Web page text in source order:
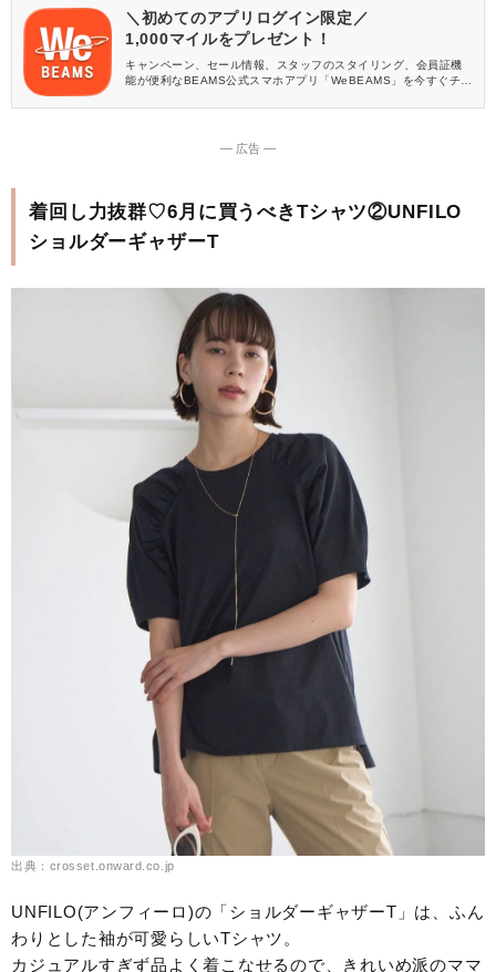
＼初めてのアプリログイン限定／
1,000マイルをプレゼント！
キャンペーン、セール情報、スタッフのスタイリング、会員証機
能が便利なBEAMS公式スマホアプリ「WeBEAMS」を今すぐチェ
― 広告 ―
着回し力抜群♡6月に買うべきTシャツ②UNFILO
ショルダーギャザーT
出典：crosset.onward.co.jp
UNFILO(アンフィーロ)の「ショルダーギャザーT」は、ふん
わりとした袖が可愛らしいTシャツ。
カジュアルすぎず品よく着こなせるので、きれいめ派のママ